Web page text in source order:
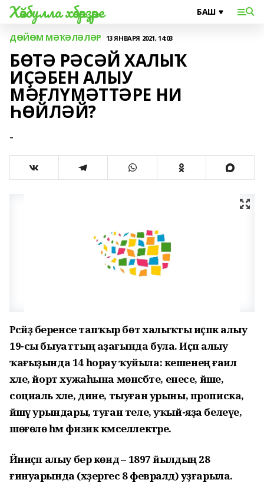
Хәйбулла хәбәрҙәре
ДӨЙӨМ МӘҠӘЛӘЛӘР 13 ЯНВАРЯ 2021, 14:03
БӨТӘ РӘСӘЙ ХАЛЫҠ
ИҪӘБЕН АЛЫУ
МӘҒЛҮМӘТТӘРЕ НИ
ҺӨЙЛӘЙ?
-
Рәсәйҙә беренсе тапҡыр бөтә халыҡты иҫәпкә алыу
19-сы быуаттың аҙағында була. Иҫәп алыу
ҡағыҙында 14 һорау ҡуйыла: кешенең ғаилә
хәле, йорт хужаһына мөнәсәбәте, енесе, йәше,
социаль хәле, дине, тыуған урыны, прописка,
йәшәү урындары, туған теле, уҡый-яҙа белеүе,
шөғөлө һәм физик кәмселлектәре.
Йәниҫәп алыу бер көндә – 1897 йылдың 28
ғинуарында (хәҙергесә 8 февралдә) уҙғарыла.